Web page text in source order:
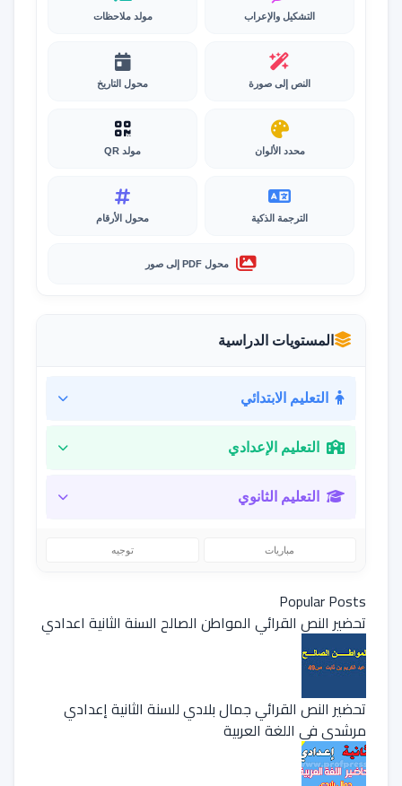
التشكيل والإعراب مولد ملاحظات
النص إلى صورة محول التاريخ
محدد الألوان مولد QR
الترجمة الذكية محول الأرقام
محول PDF إلى صور
المستويات الدراسية
التعليم الابتدائي
التعليم الإعدادي
التعليم الثانوي
مباريات توجيه
Popular Posts
تحضير النص القرائي المواطن الصالح السنة الثانية اعدادي
تحضير النص القرائي جمال بلادي للسنة الثانية إعدادي
مرشدي في اللغة العربية